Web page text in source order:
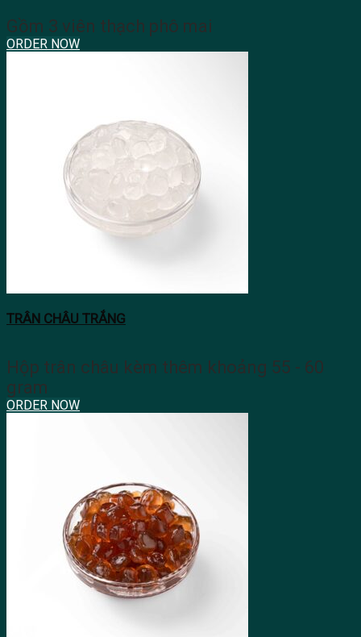
Gồm 3 viên thạch phô mai
ORDER NOW
TRÂN CHÂU TRẮNG
Hộp trân châu kèm thêm khoảng 55 - 60
gram
ORDER NOW